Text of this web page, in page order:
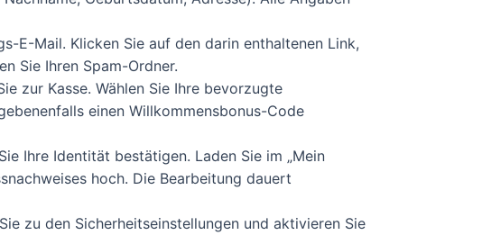
E-Mail. Klicken Sie auf den darin enthaltenen Link,
Sie Ihren Spam-Ordner.
zur Kasse. Wählen Sie Ihre bevorzugte
einen Willkommensbonus-Code
Ihre Identität bestätigen. Laden Sie im „Mein
hoch. Die Bearbeitung dauert
zu den Sicherheitseinstellungen und aktivieren Sie